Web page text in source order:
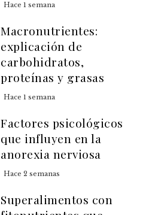
Hace 1 semana
Macronutrientes:
explicación de
carbohidratos,
proteínas y grasas
Hace 1 semana
Factores psicológicos
que influyen en la
anorexia nerviosa
Hace 2 semanas
Superalimentos con